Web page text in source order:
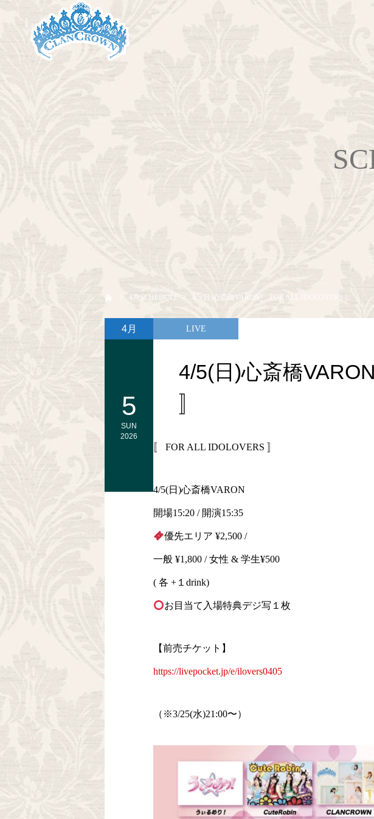
4 月SCHEDULE 4/5(日)心斎橋VARON〚 FOR ALL IDOLOVERS 〛
4/5(日)心斎橋
〛
4月
5
SUN
2026
LIVE
〚 FOR ALL IDOLOVERS 〛
4/5(日)心斎橋VARON
開場15:20 / 開演15:35
優先エリア ¥2,500 /
一般 ¥1,800 / 女性 & 学生¥500
( 各 +１drink)
お目当て入場特典デジ写１枚
【前売チケット】
https://livepocket.jp/e/ilovers0405
（※3/25(水)21:00〜）